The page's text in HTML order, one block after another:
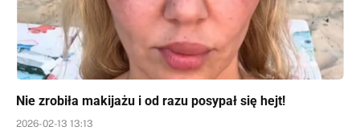
Nie zrobiła makijażu i od razu posypał się hejt!
2026-02-13 13:13